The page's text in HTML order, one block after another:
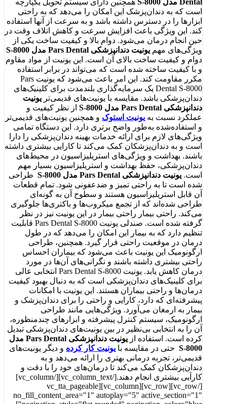
است که به دندان‌پزشک این امکان را می‌دهد که به راحتی
ابزارها را در دسترس داشته باشد و به سرعت از آنها استفاده
کند. این ویژگی باعث افزایش سرعت و کاهش اتلاف وقت در
حین انجام درمان می‌شود. دوام بالا و کیفیت ساخت یکی از
ویژگی‌های مهم یونیت دندانپزشکی Pars Dental مدل S-8000
دوام و کیفیت ساخت بالای آن است. این یونیت از مواد مقاوم
و با کیفیت ساخته شده است که می‌تواند در برابر استفاده
مکرر مقاومت کند. این امر باعث می‌شود که یونیت Pars
Dental S-8000 یک سرمایه‌گذاری بلندمدت برای کلینیک‌های
دندان‌پزشکی باشد. مقایسه با یونیت‌های قدیمی‌تر یونیت
دندانپزشکی Pars Dental مدل S-8000 از نظر کیفیت و
عملکرد نسبت به یونیت استوک و همچنین یونیت‌های قدیمی‌تر
و استفاده‌شده به‌طور واضح برتری دارد. این دستگاه تمامی
ویژگی‌های لازم برای ارائه خدمات بهینه دندان‌پزشکی را دارا
است و به دندان‌پزشکان کمک می‌کند تا کارایی بیشتری داشته
باشند. بهداشت و ویژگی‌های استریلیزاسیون در محیط‌های
دندان‌پزشکی، حفظ بهداشت و استریلیزاسیون بسیار مهم
است. یونیت دندانپزشکی Pars Dental مدل S-8000
طراحی
شده است تا به راحتی تمیز و ضدعفونی شود. تمام قطعات
آن قابل استریلیزاسیون هستند و سطوح آن به گونه‌ای
طراحی شده‌اند که از تجمع میکروب‌ها و باکتری‌ها جلوگیری
می‌کند. راحتی بیمار راحتی بیمار در این یونیت نیز در نظر
گرفته شده است. صندلی یونیت Pars Dental S-8000 قابلیت
تنظیم دارد که به بیمار این امکان را می‌دهد که در طول
درمان در موقعیت راحتی قرار گیرد. همچنین، طراحی
ارگونومیک این یونیت باعث می‌شود که بیماران احساس
راحتی بیشتری داشته باشند و نگرانی‌های آن‌ها در مورد
درمان کاهش یابد. یونیت Pars Dental S-8000 انتخابی عالی
برای کلینیک‌های دندان‌پزشکی است که به دنبال بهبود کیفیت
درمان‌ها و راحتی بیماران هستند. این یونیت با امکانات
پیشرفته‌ای که دارد، کارایی و راحتی را برای دندان‌پزشک و
بیمار به ارمغان می‌آورد. ویژگی‌هایی مانند طراحی
ارگونومیک، سیستم کنترل پیشرفته و ابزارهای چندمنظوره،
آن را به انتخابی بی‌نظیر در بین یونیت‌های دندان‌پزشکی تبدیل
کرده است. استفاده از
یونیت دندانپزشکی Pars Dental مدل
S-8000 حتی در مقایسه با یونیت کار کرده و دیگر یونیت‌های
قدیمی‌تر، تجربه درمانی بهتری را ارائه می‌دهد و به
دندان‌پزشکان کمک می‌کند تا درمان‌های خود را با دقت و
کارآیی بیشتری انجام دهند.[/vc_column_text][/vc_column]
[/vc_row][vc_row][vc_column][vc_tta_pageable
no_fill_content_area="1" autoplay="5" active_section="1"